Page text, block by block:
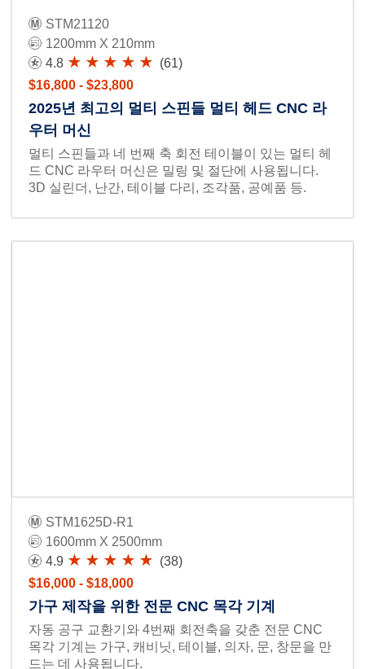
STM21120
1200mm X 210mm
4.8
(61)
$16,800 - $23,800
2025년 최고의 멀티 스핀들 멀티 헤드 CNC 라
우터 머신
멀티 스핀들과 네 번째 축 회전 테이블이 있는 멀티 헤
드 CNC 라우터 머신은 밀링 및 절단에 사용됩니다.
3D 실린더, 난간, 테이블 다리, 조각품, 공예품 등.
STM1625D-R1
1600mm X 2500mm
4.9
(38)
$16,000 - $18,000
가구 제작을 위한 전문 CNC 목각 기계
자동 공구 교환기와 4번째 회전축을 갖춘 전문 CNC
목각 기계는 가구, 캐비닛, 테이블, 의자, 문, 창문을 만
드는 데 사용됩니다.